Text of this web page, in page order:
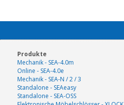
Produkte
Mechanik - SEA-4.0m
Online - SEA-4.0e
Mechanik - SEA-N / 2 / 3
Standalone - SEAeasy
Standalone - SEA-OSS